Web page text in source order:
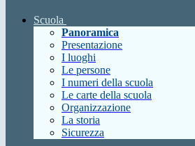
Scuola
Panoramica
Presentazione
I luoghi
Le persone
I numeri della scuola
Le carte della scuola
Organizzazione
La storia
Sicurezza